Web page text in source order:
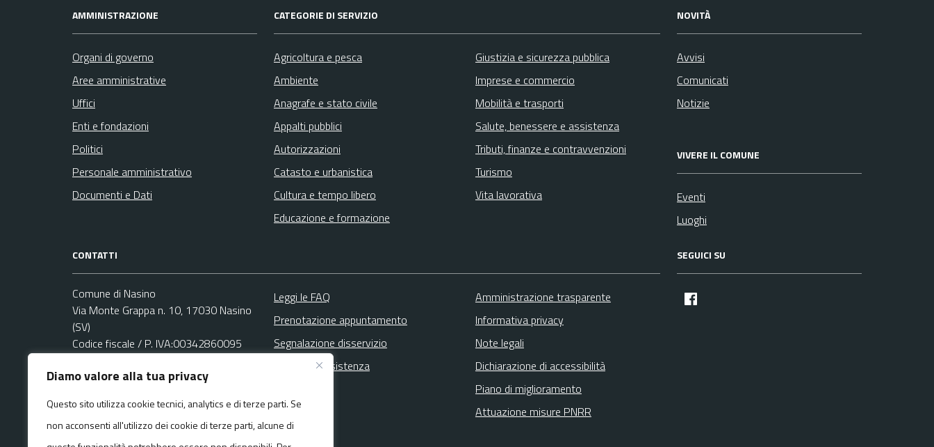
Diamo valore alla tua privacy
Questo sito utilizza cookie tecnici, analytics e di terze parti. Se
non acconsenti all'utilizzo dei cookie di terze parti, alcune di
AMMINISTRAZIONE
Organi di governo
Aree amministrative
Uffici
Enti e fondazioni
Politici
Personale amministrativo
Documenti e Dati
CATEGORIE DI SERVIZIO
Agricoltura e pesca
Ambiente
Anagrafe e stato civile
Appalti pubblici
Autorizzazioni
Catasto e urbanistica
Cultura e tempo libero
Educazione e formazione
Giustizia e sicurezza pubblica
Imprese e commercio
Mobilità e trasporti
Salute, benessere e assistenza
Tributi, finanze e contravvenzioni
Turismo
Vita lavorativa
NOVITÀ
Avvisi
Comunicati
Notizie
VIVERE IL COMUNE
Eventi
Luoghi
CONTATTI
Comune di Nasino
Via Monte Grappa n. 10, 17030 Nasino
(SV)
Codice fiscale / P. IVA:00342860095
Ufficio Relazioni con il Pubblico (URP)
PEC:
protocollo@pec.comune.nasino.sv.it
Centralino unico: +39 0182 77017
Leggi le FAQ
Prenotazione appuntamento
Segnalazione disservizio
Richiesta assistenza
Amministrazione trasparente
Informativa privacy
Note legali
Dichiarazione di accessibilità
Piano di miglioramento
Attuazione misure PNRR
SEGUICI SU